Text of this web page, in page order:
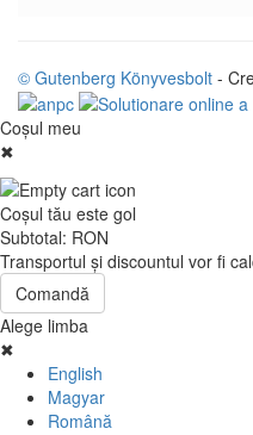
© Gutenberg Könyvesbolt -
Coşul meu
✖
Coşul tău este gol
Subtotal: RON
Transportul şi discountul vor fi
Comandă
Alege limba
✖
English
Magyar
Română